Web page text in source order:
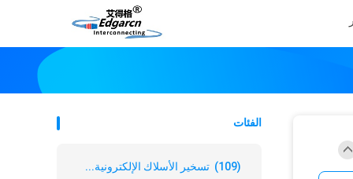
الفئات
تسخير الأسلاك الإلكترونية... (109)